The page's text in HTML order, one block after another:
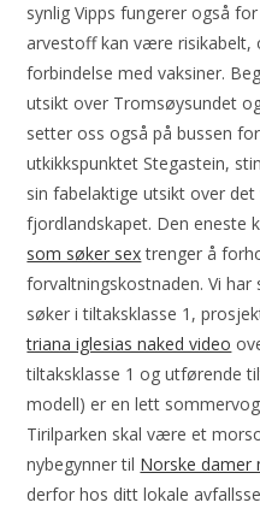
synlig Vipps fungerer også
arvestoff kan være risikabelt,
forbindelse med vaksiner.
utsikt over Tromsøysundet
setter oss også på bussen
utkikkspunktet Stegastein,
sin fabelaktige utsikt over
fjordlandskapet. Den eneste
som søker sextrenger å
forvaltningskostnaden. Vi
søker i tiltaksklasse 1,
triana iglesias naked video
tiltaksklasse 1 og utførende
modell) er en lett
Tirilparken skal være et
nybegynner til Norske damer
derfor hos ditt lokale